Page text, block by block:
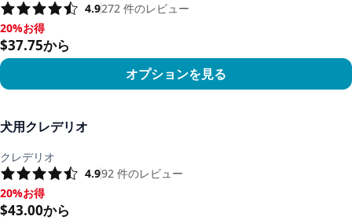
4.9272 件のレビュー
20%お得, $37.75から
20%お得
$37.75から
オプションを見る
犬用クレデリオ
クレデリオ
4.992 件のレビュー
20%お得, $43.00から
20%お得
$43.00から